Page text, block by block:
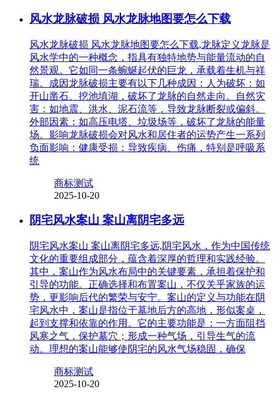
风水龙脉破损 风水龙脉地图要怎么下载
风水龙脉破损 风水龙脉地图要怎么下载,龙脉定义龙脉是
风水学中的一种概念，指具有独特地势与能量流动的自
然景观。它如同一条蜿蜒起伏的巨龙，承载着生机与祥
瑞。成因龙脉破损主要有以下几种成因：人为破坏：如
开山凿石、挖池填湖，破坏了龙脉的自然走向。自然灾
害：如地震、洪水、泥石流等，导致龙脉断裂或偏斜。
外部因素：如高压电塔、垃圾场等，破坏了龙脉的能量
场。影响龙脉破损会对风水和居住者的运势产生一系列
负面影响：健康受损：导致疾病、伤痛，特别是呼吸系
统
商标测试
2025-10-20
阴宅风水案山 案山离阴宅多远
阴宅风水案山 案山离阴宅多远,阴宅风水，作为中国传统
文化的重要组成部分，蕴含着深厚的哲理和实践经验。
其中，案山作为风水布局中的关键要素，承担着保护和
引导的功能。正确选择和布置案山，不仅关乎家族的运
势，更影响后代的繁荣与安宁。案山的定义与功能在阴
宅风水中，案山是指位于墓地后方的高地，形似案桌，
起到支撑和依靠的作用。它的主要功能是：一方面阻挡
风寒之气，保护墓穴；形成一种气场，引导生气的流
动。理想的案山能够使阴宅的风水气场稳固，确保
商标测试
2025-10-20